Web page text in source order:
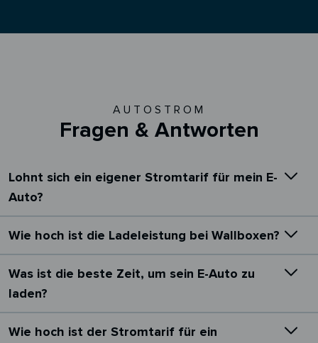
AUTOSTROM
Fragen & Antworten
Lohnt sich ein eigener Stromtarif für mein E-
Auto?
Wie hoch ist die Ladeleistung bei Wallboxen?
Was ist die beste Zeit, um sein E-Auto zu
laden?
Wie hoch ist der Stromtarif für ein